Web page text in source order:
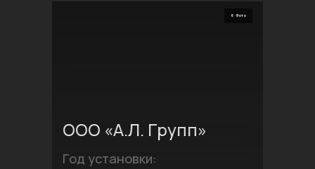
6 Фото
ООО «А.Л. Групп»
Год установки: